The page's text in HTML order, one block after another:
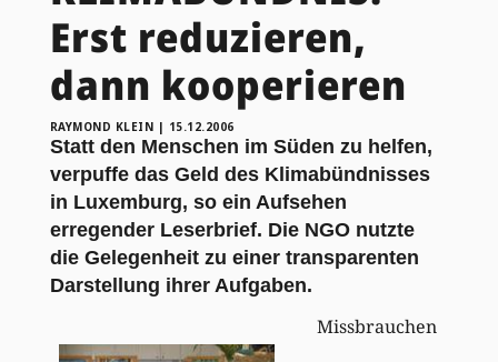
Erst reduzieren,
dann kooperieren
RAYMOND KLEIN | 15.12.2006
Statt den Menschen im Süden zu helfen,
verpuffe das Geld des Klimabündnisses
in Luxemburg, so ein Aufsehen
erregender Leserbrief. Die NGO nutzte
die Gelegenheit zu einer transparenten
Darstellung ihrer Aufgaben.
Missbrauchen